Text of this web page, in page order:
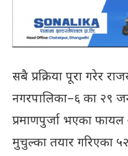
सबै प्रक्रिया पूरा गरेर
नगरपालिका–६ का २९
प्रमाणपुर्जा भएका
मुचुल्का तयार गरिएका